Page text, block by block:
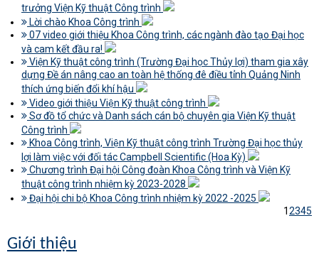
trưởng Viện Kỹ thuật Công trình
Lời chào Khoa Công trình
07 video giới thiệu Khoa Công trình, các ngành đào tạo Đại học
và cam kết đầu ra!
Viện Kỹ thuật công trình (Trường Đại học Thủy lợi) tham gia xây
dựng Đề án nâng cao an toàn hệ thống đê điều tỉnh Quảng Ninh
thích ứng biến đổi khí hậu
Video giới thiệu Viện Kỹ thuật công trình
Sơ đồ tổ chức và Danh sách cán bộ chuyên gia Viện Kỹ thuật
Công trình
Khoa Công trình, Viện Kỹ thuật công trình Trường Đại học thủy
lợi làm việc với đối tác Campbell Scientific (Hoa Kỳ)
Chương trình Đại hội Công đoàn Khoa Công trình và Viện Kỹ
thuật công trình nhiệm kỳ 2023-2028
Đại hội chi bộ Khoa Công trình nhiệm kỳ 2022 -2025
12345
Giới thiệu